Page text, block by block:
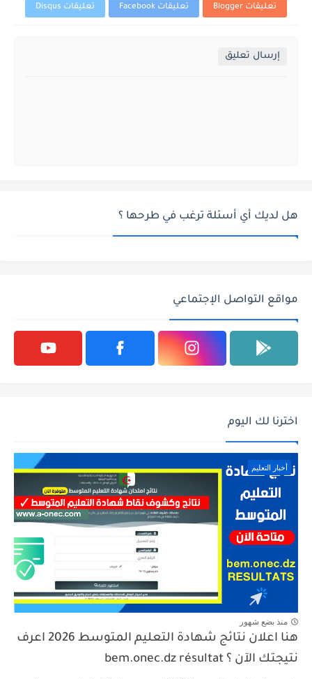
تعليقات Blogger تعليقات Facebook تعليقات Disqus
إرسال تعليق
هل لديك أي أسئلة ترغب في طرحها ؟
مواقع التواصل الإجتماعي
اخترنا لك اليوم
أخبار التعليم
منذ بضع شهور
هنا اعلان نتائج شهادة التعليم المتوسط 2026 اعرف
نتيجتك الآن ؟ bem.onec.dz résultat